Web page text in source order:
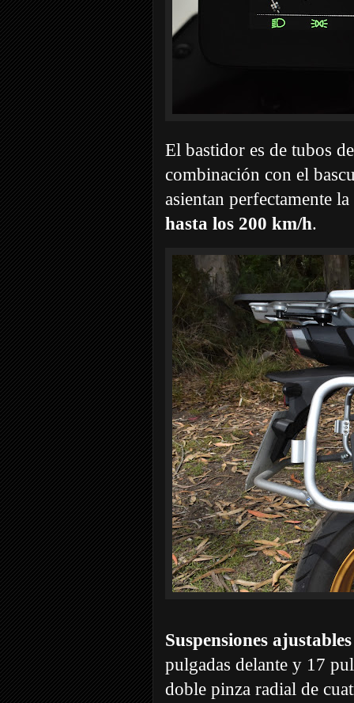
El bastidor es de tubos
combinación con el
asientan perfectamente
hasta los 200 km/h.
Suspensiones
pulgadas delante y 17
doble pinza radial de